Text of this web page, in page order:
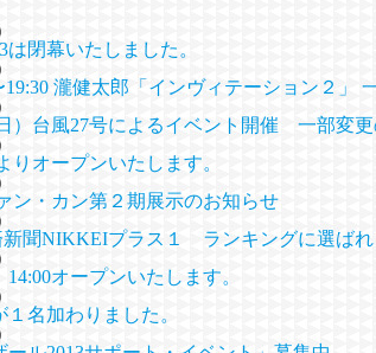
閉幕いたしました。
19:30 瀧健太郎「インヴィテーション２」
）台風27号によるイベント開催 一部変
りオープンいたします。
ン・カン第２期展示のお知らせ
新聞NIKKEIプラス１ ランキングに選ばれ
14:00オープンいたします。
名加わりました。